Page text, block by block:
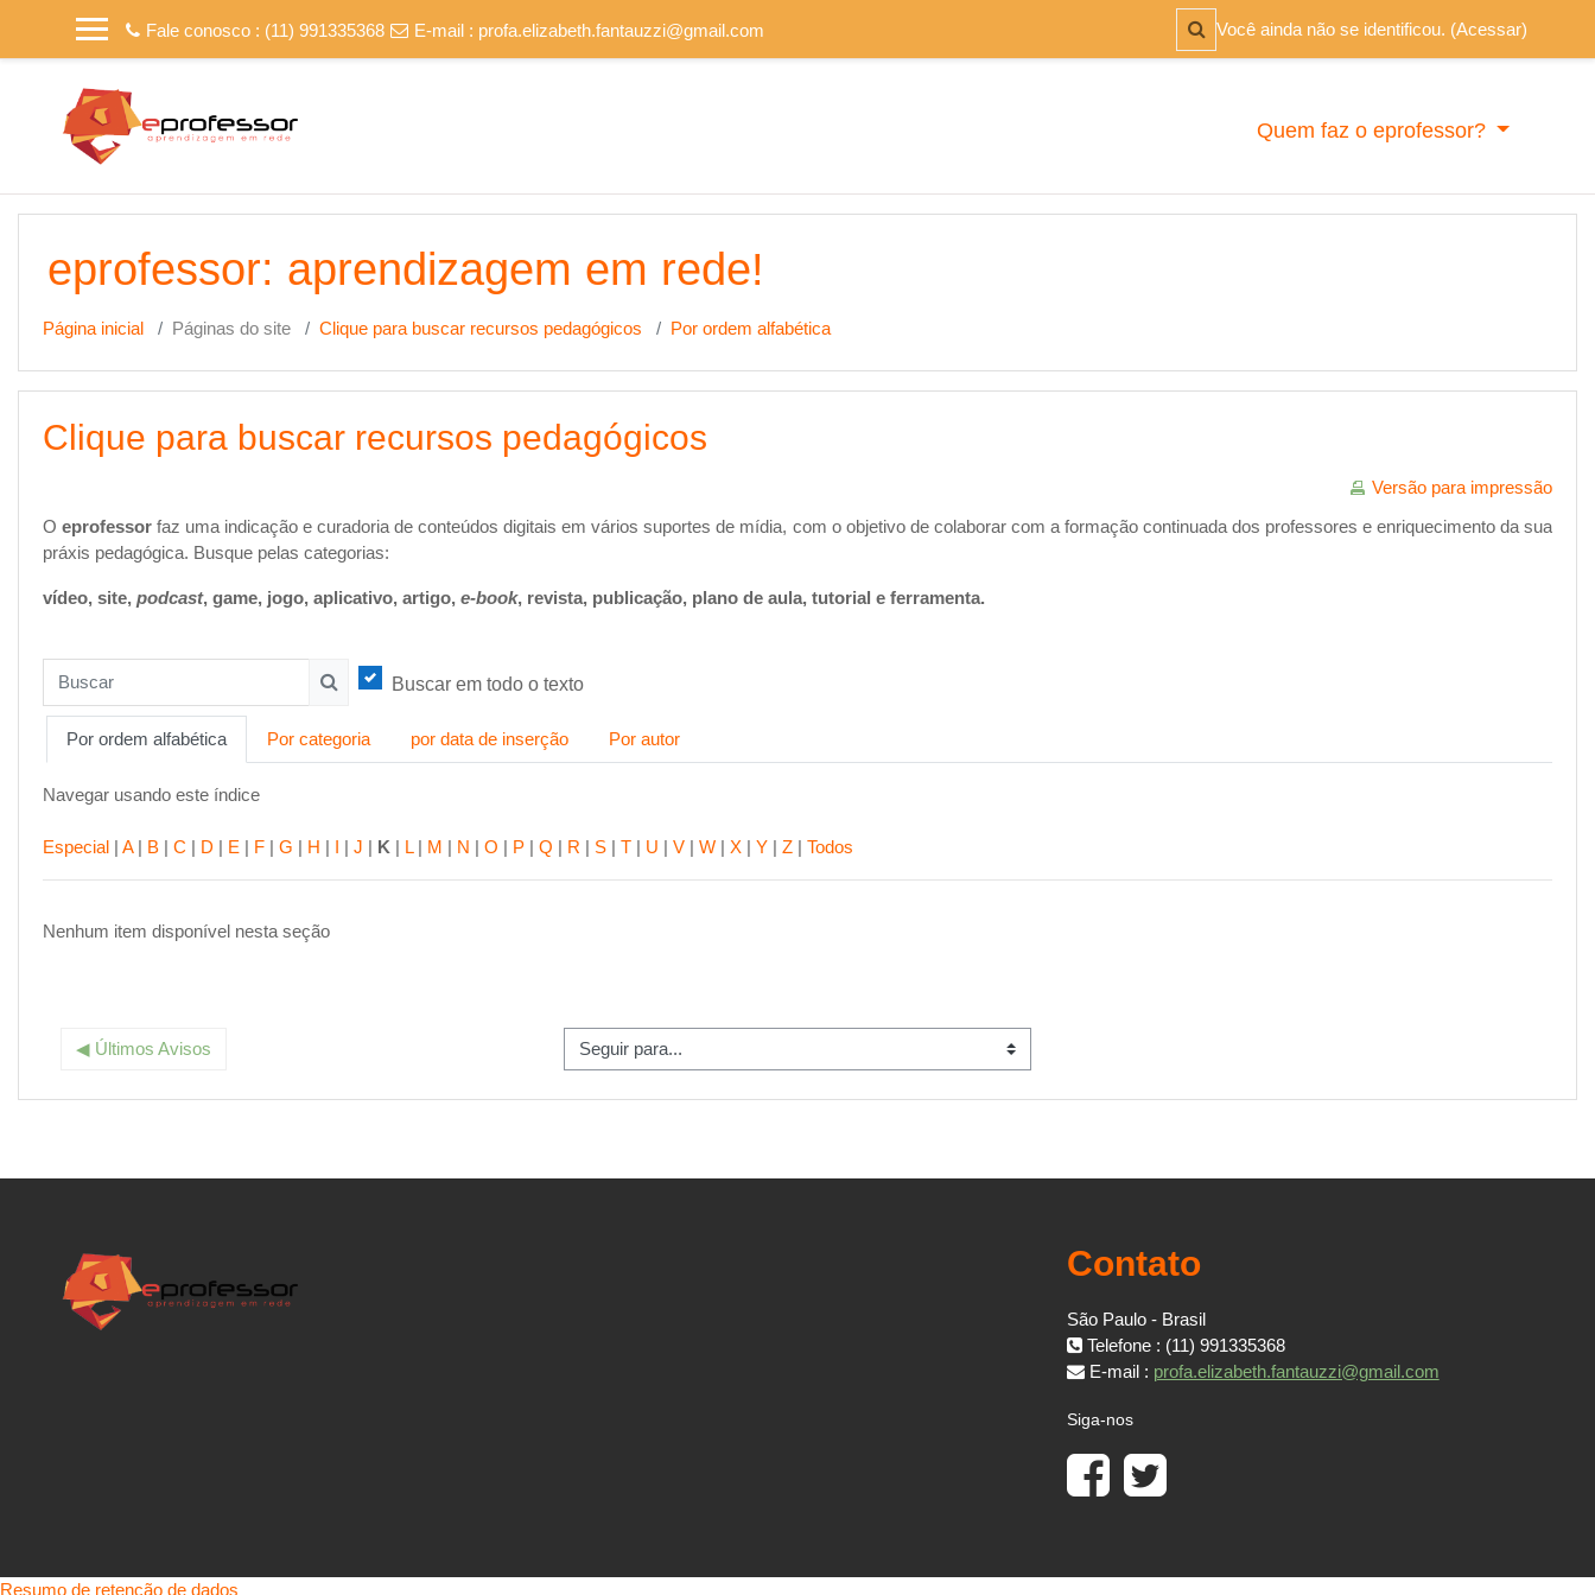
Fale conosco : (11) 991335368
E-mail : profa.elizabeth.fantauzzi@gmail.com Alternar entrada de pesquisa
Você ainda não se identificou. (Acessar)
Quem faz o eprofessor?
eprofessor: aprendizagem em rede!
Página inicial Páginas do site Clique para buscar recursos pedagógicos Por ordem alfabética
Clique para buscar recursos pedagógicos
Versão para impressão
Oeprofessor faz uma indicação e curadoria de conteúdos digitais em vários suportes de mídia, com o objetivo de colaborar com a formação continuada dos professores e enriquecimento da sua
práxis pedagógica. Busque pelas categorias:
vídeo, site, podcast, game, jogo, aplicativo, artigo, e-book, revista, publicação, plano de aula, tutorial e ferramenta.
Buscar em todo o texto
Por ordem alfabética Por categoria por data de inserção Por autor
Navegar usando este índice
Especial | A| B | C | D | E | F | G | H | I | J | K | L| M | N | O | P | Q | R | S | T | U | V | W | X | Y | Z | Todos
Nenhum item disponível nesta seção
◀︎ Últimos Avisos Seguir para...
Contato
São Paulo - Brasil
Telefone : (11) 991335368
E-mail : profa.elizabeth.fantauzzi@gmail.com
Siga-nos
Resumo de retenção de dados